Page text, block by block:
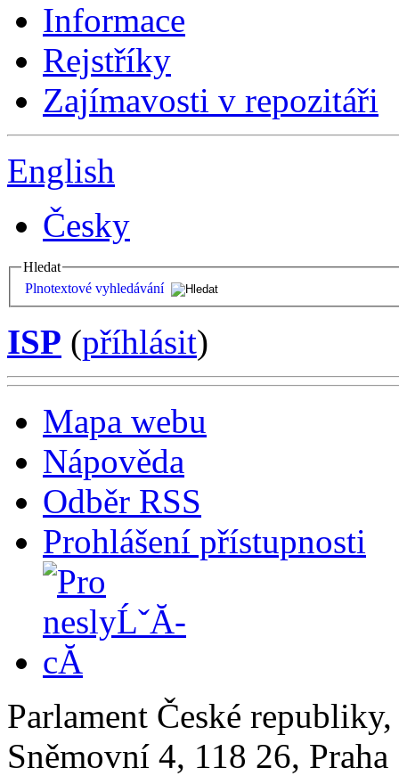
Informace
Rejstříky
Zajímavosti v repozitáři
English
Česky
Hledat
Plnotextové vyhledávání
ISP (příhlásit)
Mapa webu
Nápověda
Odběr RSS
Prohlášení přístupnosti
Parlament České
Sněmovní 4, 118 26,